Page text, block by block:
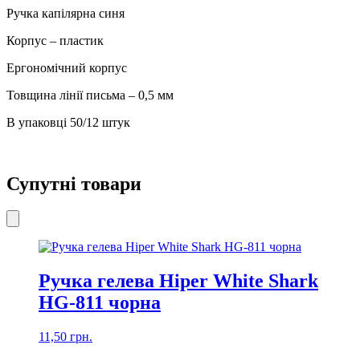
289
кількість
Ручка капілярна синя
Корпус – пластик
Ергономічний корпус
Товщина лінії письма – 0,5 мм
В упаковці 50/12 штук
Супутні товари
Ручка гелева Hiper White Shark
HG-811 чорна
11,50 грн.